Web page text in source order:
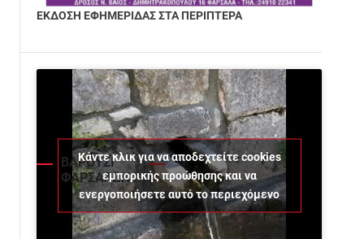
ΕΚΔΟΣΗ ΕΦΗΜΕΡΙΔΑΣ ΣΤΑ ΠΕΡΙΠΤΕΡΑ
ΒΑΡΟΥΣΙ
ΦΑΡΣΑΛΩΝ
Κάντε κλικ για να αποδεχτείτε cookies
εμπορικής προώθησης και να
ενεργοποιήσετε αυτό το περιεχόμενο